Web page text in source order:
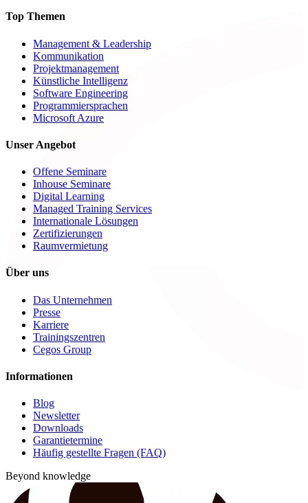
Top Themen
Management & Leadership
Kommunikation
Projektmanagement
Künstliche Intelligenz
Software Engineering
Programmiersprachen
Microsoft Azure
Unser Angebot
Offene Seminare
Inhouse Seminare
Digital Learning
Managed Training Services
Internationale Lösungen
Zertifizierungen
Raumvermietung
Über uns
Das Unternehmen
Presse
Karriere
Trainingszentren
Cegos Group
Informationen
Blog
Newsletter
Downloads
Garantietermine
Häufig gestellte Fragen (FAQ)
Beyond knowledge